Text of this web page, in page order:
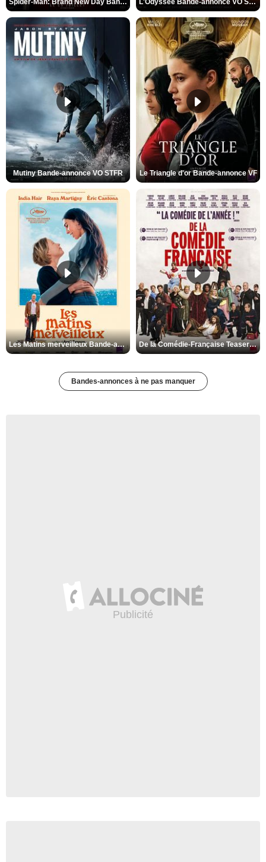
Spider-Man: Brand New Day Bande-annonce VO STFR L'Odyssée Bande-annonce VO STFR
Mutiny Bande-annonce VO STFR Le Triangle d'or Bande-annonce VF
Les Matins merveilleux Bande-annonce VF De la Comédie-Française Teaser VF
Bandes-annonces à ne pas manquer